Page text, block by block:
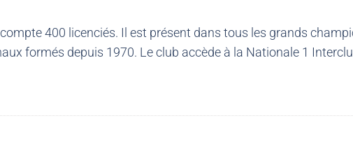
400 licenciés. Il est présent dans tous les grands
formés depuis 1970. Le club accède à la Nationale 1